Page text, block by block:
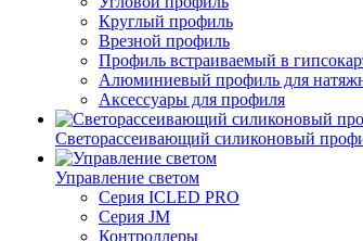
Круглый профиль
Врезной профиль
Профиль встраиваемый в
Алюминиевый профиль для
Аксессуары для профиля
Светорассеивающий силиконовый
Управление светом
Серия ICLED PRO
Серия JM
Контроллеры